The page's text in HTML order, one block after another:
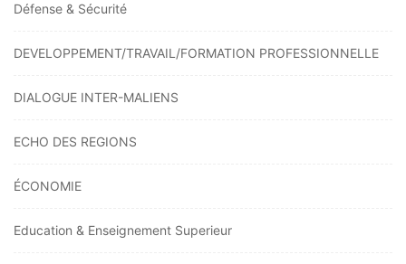
Défense & Sécurité
DEVELOPPEMENT/TRAVAIL/FORMATION PROFESSIONNELLE
DIALOGUE INTER-MALIENS
ECHO DES REGIONS
ÉCONOMIE
Education & Enseignement Superieur